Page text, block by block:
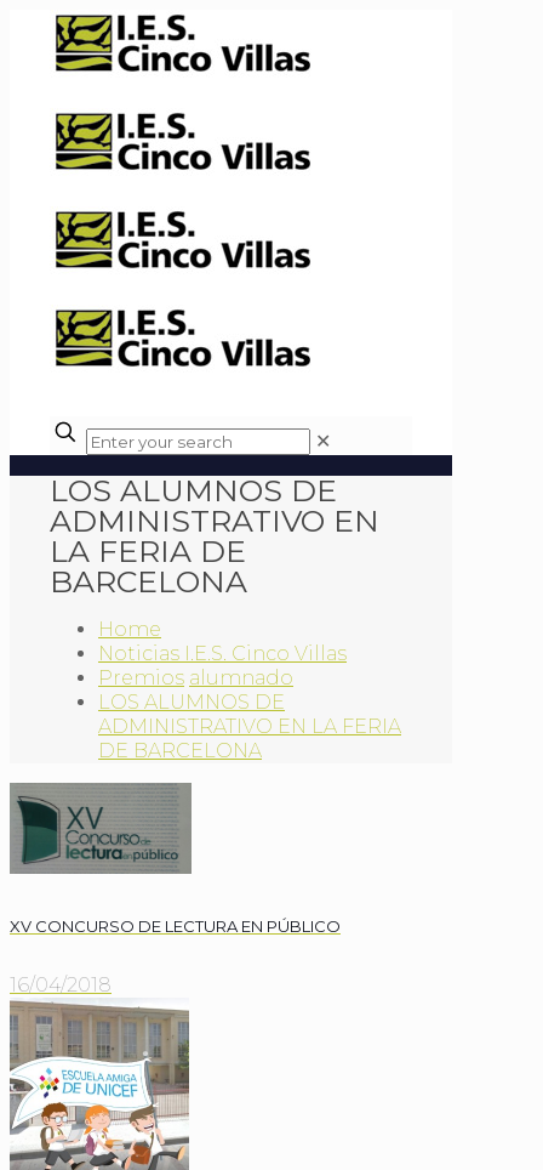
✕
LOS ALUMNOS DE
ADMINISTRATIVO EN
LA FERIA DE
BARCELONA
Home
Noticias I.E.S. Cinco Villas
Premios alumnado
LOS ALUMNOS DE
ADMINISTRATIVO EN LA FERIA
DE BARCELONA
XV CONCURSO DE LECTURA EN PÚBLICO
16/04/2018